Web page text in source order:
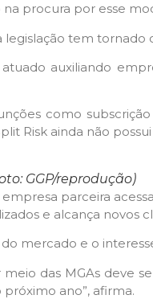
procura por esse
tem
auxiliando
como
Risk ainda não
GGP/reprodução)
parceira
e alcança novos
mercado e o
das MGAs deve
próximo ano”, afirma.